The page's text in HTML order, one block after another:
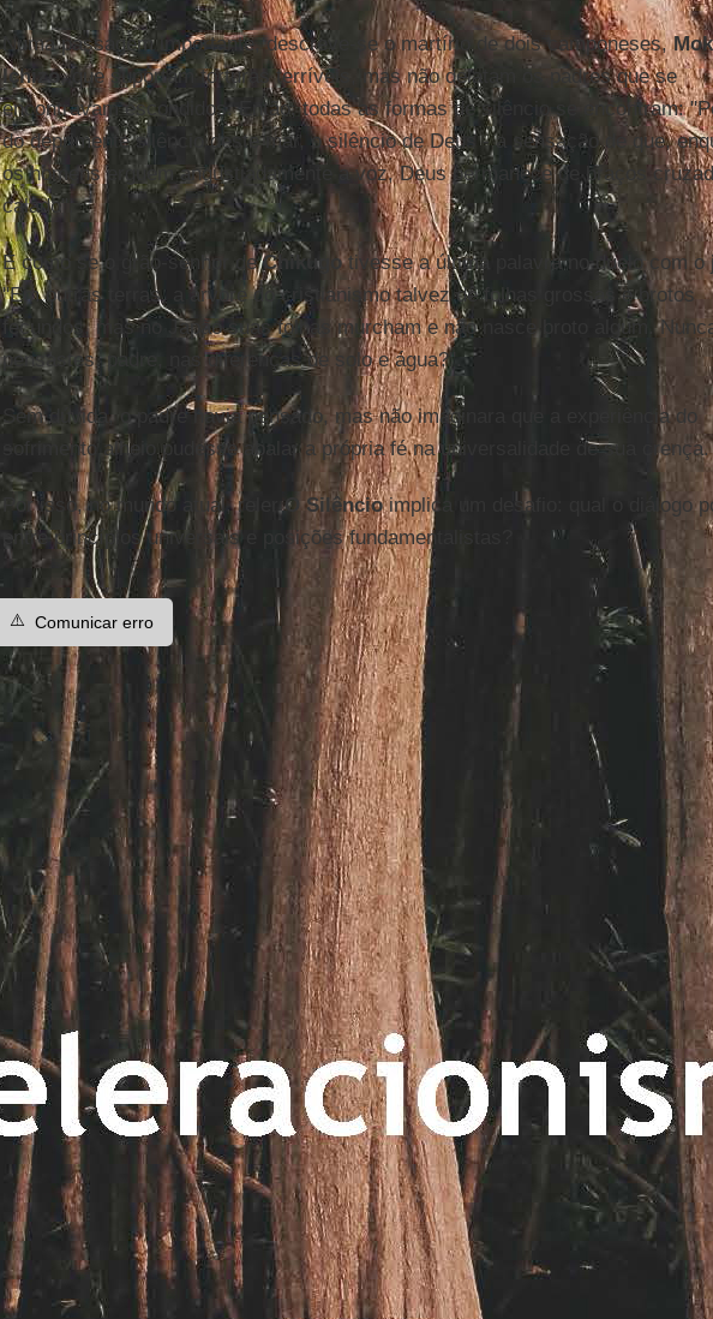
Numa passagem importante, descreve-se o martírio de dois camponeses,
Ichizo, que suportam torturas terríveis, mas não delatam os padres que se
encontravam escondidos. Então, todas as formas de silêncio se encontram:
do deprimente silêncio deste mar, o silêncio de Deus - a sensação de que,
os homens erguem angustiadamente a voz, Deus permanece de braços
calado".
É como se o grão-senhor deChikugotivesse a última palavra no duelo com o
"Em outras terras, a árvore do cristianismo talvez dê folhas grossas e brotos
fecundos, mas no Japão suas folhas murcham e não nasce broto algum.
pensastes, padre, nas diferenças de solo e água?".
Sem dúvida, o padre havia pensado, mas não imaginara que a experiência do
sofrimento alheio pudesse abalar a própria fé na universalidade de sua crença.
Por isso, no mundo atual, relerO Silêncioimplica um desafio: qual o diálogo
entre princípios universais e posições fundamentalistas?
⚠️ Comunicar erro